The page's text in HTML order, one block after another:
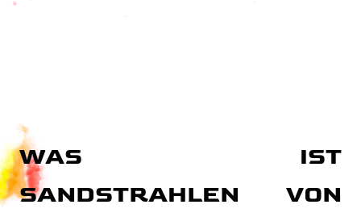
WAS IST
SANDSTRAHLEN VON